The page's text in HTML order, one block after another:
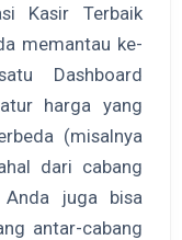
Kasir Terbaik
memantau ke-
Dashboard
harga yang
(misalnya
dari cabang
juga bisa
antar-cabang